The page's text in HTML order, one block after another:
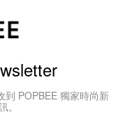
到 POPBEE 獨家時尚新